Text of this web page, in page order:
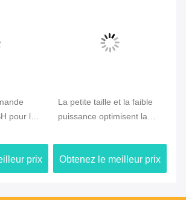
pour la
prix
La petite taille et la faible
puissance optimisent la
avec un déploiement
rapide et une connectivité
de drone longue distance
Obtenez le meilleur prix